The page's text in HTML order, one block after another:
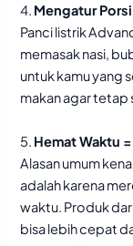
4. Mengatur
Panci listrik
memasak nasi,
untuk kamu yang
makan agar tetap
5. Hemat Waktu
Alasan umum
adalah karena
waktu. Produk
bisa lebih cepat